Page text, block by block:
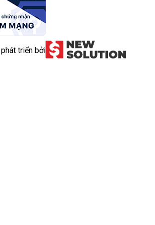
triển bởi